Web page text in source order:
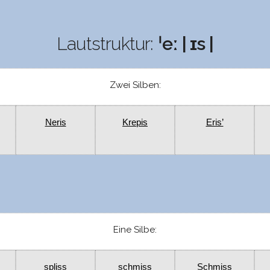
Lautstruktur: ˈeː | ɪs |
Zwei Silben:
Neris Krepis Eris’
Eine Silbe:
spliss schmiss Schmiss